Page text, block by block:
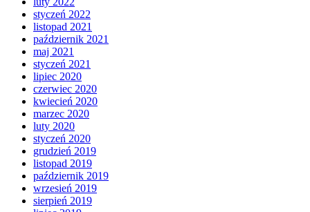
styczeń 2022
listopad 2021
październik 2021
maj 2021
styczeń 2021
lipiec 2020
czerwiec 2020
kwiecień 2020
marzec 2020
luty 2020
styczeń 2020
grudzień 2019
listopad 2019
październik 2019
wrzesień 2019
sierpień 2019